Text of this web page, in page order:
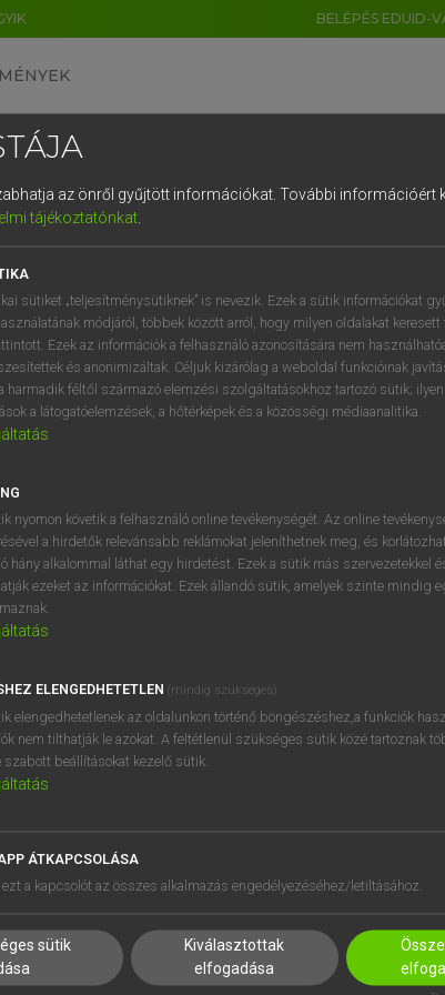
BELÉPÉS EDUID-
angol szótár
maszatos
smudge ige (Infinitive)
szótárainkban
SÚGÓ
RÓLUNK
SÜTI BEÁLLÍTÁSOK
az önről gyűjtött információkat. További információért
tájékoztatónkat.
sütiket „teljesítménysütiknek” is nevezik. Ezek a sütik információkat
módjáról, többek között arról, hogy milyen oldalakat keresett
Ezek az információk a felhasználó azonosítására nem
és anonimizáltak. Céljuk kizárólag a weboldal funkcióinak
harmadik féltől származó elemzési szolgáltatásokhoz tartozó sütik;
a látogatóelemzések, a hőtérképek és a közösségi médiaanalitika.
nyomon követik a felhasználó online tevékenységét. Az online
a hirdetők relevánsabb reklámokat jeleníthetnek meg, és
hány alkalommal láthat egy hirdetést. Ezek a sütik más szervezetekkel
ezeket az információkat. Ezek állandó sütik, amelyek szinte mindig
ELENGEDHETETLEN (mindig szükséges)
elengedhetetlenek az oldalunkon történő böngészéshez,a funkciók
nem tilthatják le azokat. A feltétlenül szükséges sütik közé tartoznak
szabott beállításokat kezelő sütik.
ÁTKAPCSOLÁSA
a kapcsolót az összes alkalmazás engedélyezéséhez/letiltásához.
sütik
Kiválasztottak
elfogadása
CN FR ES IT NL
2 3 4 5 6 7 8 9
w e r t z u i
s d f g h j k l é
í y x c v b n m , .